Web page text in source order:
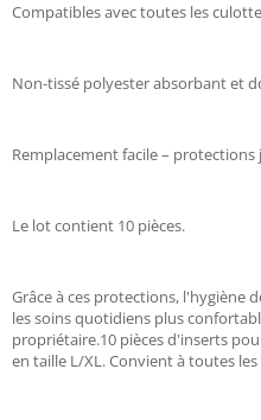
Compatibles avec toutes les
Non-tissé polyester absorbant et
Remplacement facile – protections
Le lot contient 10 pièces.
Grâce à ces protections, l'hygiène
les soins quotidiens plus
propriétaire.10 pièces d'inserts
en taille L/XL. Convient à toutes